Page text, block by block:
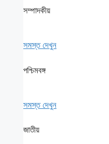
সম্পাদকীয়
সমস্ত দেখুন
পশ্চিমবঙ্গ
সমস্ত দেখুন
জাতীয়